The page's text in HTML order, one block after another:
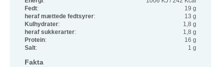
Fedt:
19 g
heraf mættede fedtsyrer:
13 g
Kulhydrater:
1,8 g
heraf sukkerarter:
1,8 g
Protein:
16 g
Salt: 1 g
Fakta